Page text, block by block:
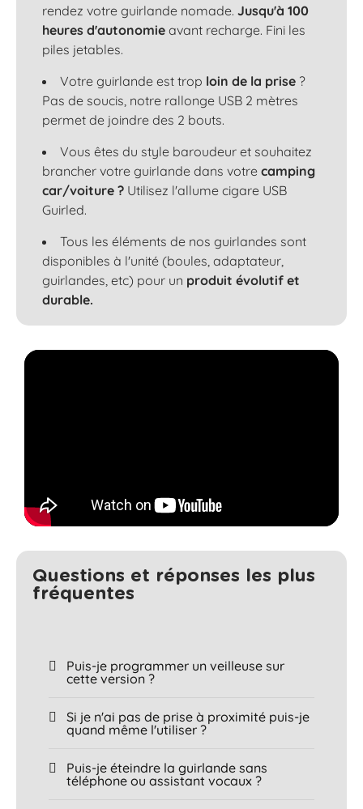
rendez votre guirlande nomade. Jusqu'à 100
heures d'autonomie avant recharge. Fini les
piles jetables.
Votre guirlande est trop loin de la prise ?
Pas de soucis, notre rallonge USB 2 mètres
permet de joindre des 2 bouts.
Vous êtes du style baroudeur et souhaitez
brancher votre guirlande dans votre camping
car/voiture ? Utilisez l'allume cigare USB
Guirled.
Tous les éléments de nos guirlandes sont
disponibles à l'unité (boules, adaptateur,
guirlandes, etc) pour un produit évolutif et
durable.
Questions et réponses les plus
fréquentes​
Puis-je programmer un veilleuse sur
cette version ?
Si je n'ai pas de prise à proximité puis-je
quand même l'utiliser ?
Puis-je éteindre la guirlande sans
téléphone ou assistant vocaux ?